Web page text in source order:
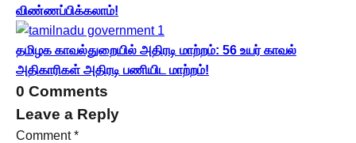
விண்ணப்பிக்கலாம்!
தமிழக காவல்துறையில் அதிரடி மாற்றம்: 56 உயர் காவல்
அதிகாரிகள் அதிரடி பணியிட மாற்றம்!
0 Comments
Leave a Reply
Comment*